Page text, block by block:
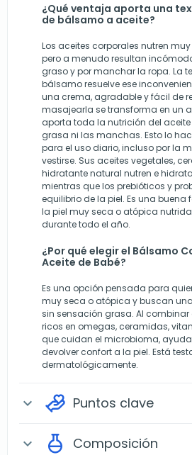
¿Qué ventaja aporta una
de bálsamo a aceite?
Los aceites corporales nutren
pero a menudo resultan
graso y por manchar la ropa. La
bálsamo resuelve ese
una crema, agradable y fácil de
masajearla se transforma en un
aporta toda la nutrición del
grasa ni las manchas. Esto lo
para el uso diario, incluso por la
vestirse. Sus aceites vegetales,
hidratante natural nutren e
mientras que los prebióticos y
equilibrio de la piel. Es una
la piel muy seca o atópica
durante todo el año.
¿Por qué elegir el Bálsamo
Aceite de Babé?
Es una opción pensada para
muy seca o atópica y buscan
sin sensación grasa. Al combinar
ricos en omegas, ceramidas,
que cuidan el microbioma,
devolver confort a la piel. Está
dermatológicamente.
expand_more Puntos clave
expand_more Composición